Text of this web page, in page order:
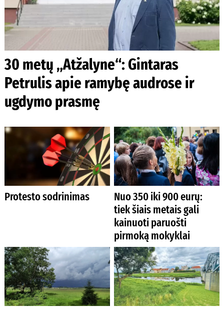
30 metų „Atžalyne“: Gintaras
Petrulis apie ramybę audrose ir
ugdymo prasmę
Protesto sodrinimas
Nuo 350 iki 900 eurų:
tiek šiais metais gali
kainuoti paruošti
pirmoką mokyklai